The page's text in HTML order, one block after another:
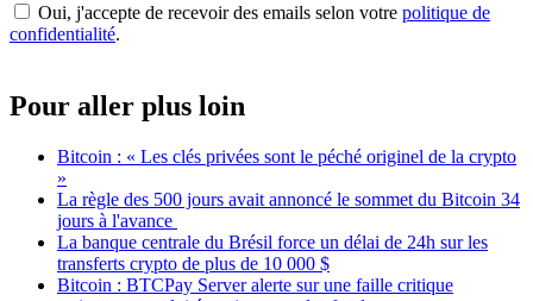
Oui, j'accepte de recevoir des emails selon votre politique de
confidentialité.
Pour aller plus loin
Bitcoin : « Les clés privées sont le péché originel de la crypto
»
La règle des 500 jours avait annoncé le sommet du Bitcoin 34
jours à l'avance
La banque centrale du Brésil force un délai de 24h sur les
transferts crypto de plus de 10 000 $
Bitcoin : BTCPay Server alerte sur une faille critique